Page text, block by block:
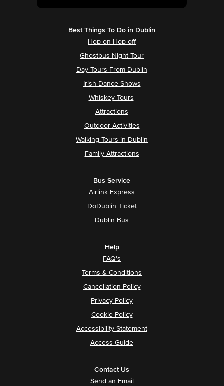
Best Things To Do in Dublin
Hop-on Hop-off
Ghostbus Night Tour
Day Tours From Dublin
Irish Dance Shows
Whiskey Tours
Attractions
Outdoor Activities
Walking Tours in Dublin
Family Attractions
Bus Service
Airlink Express
DoDublin Ticket
Dublin Bus
Help
FAQ's
Terms & Conditions
Cancellation Policy
Privacy Policy
Cookie Policy
Accessibility Statement
Access Guide
Contact Us
Send an Email